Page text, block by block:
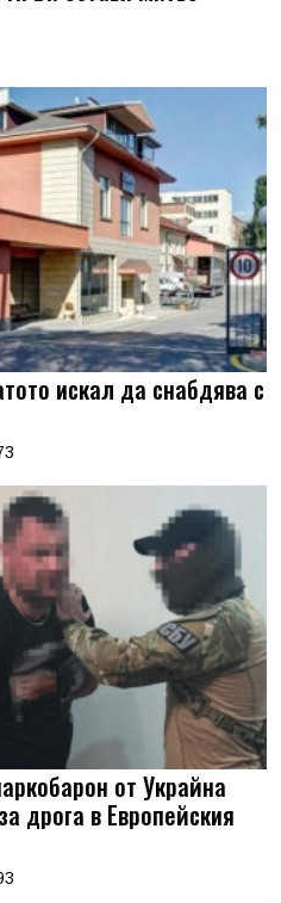
искал да снабдява с
от Украйна
дрога в Европейския